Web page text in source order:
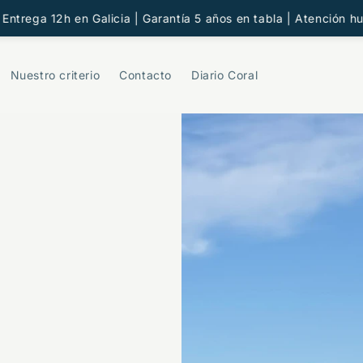
Nuestro criterio Contacto Diario Coral
12h en Galicia | Garantía 5 años en tabla | Atención